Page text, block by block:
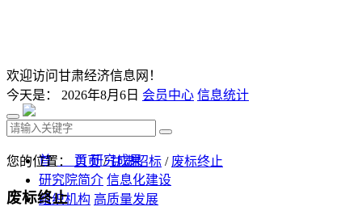
欢迎访问甘肃经济信息网！
今天是： 2026年8月6日 会员中心 信息统计
首 页 研究成果
研究院简介 信息化建设
组织机构 高质量发展
您的位置： 首页/甘肃招标 / 废标终止
废标终止